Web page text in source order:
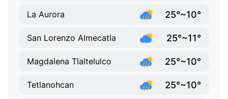
La Aurora 25°~10°
San Lorenzo Almecatla 25°~11°
Magdalena Tlaltelulco 25°~10°
Tetlanohcan 25°~10°